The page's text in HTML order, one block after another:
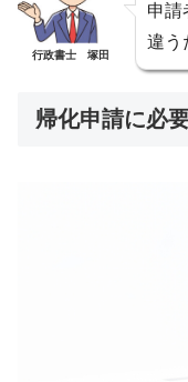
行政書士 塚田
申請
違う
帰化申請に必